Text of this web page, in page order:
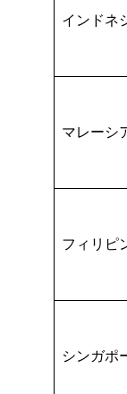
インドネ
マレーシ
フィリピ
シンガポ